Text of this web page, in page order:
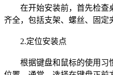
在开始安装前，首先检查
齐全，包括支架、螺丝、固定
2.定位安装点
根据键盘和鼠标的使用习